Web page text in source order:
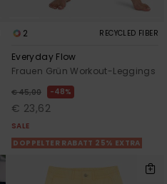
2 RECYCLED FIBER
Everyday Flow
Frauen Grün Workout-Leggings
€ 45,00 48%
€ 23,62
SALE
DOPPELTER RABATT 25% EXTRA